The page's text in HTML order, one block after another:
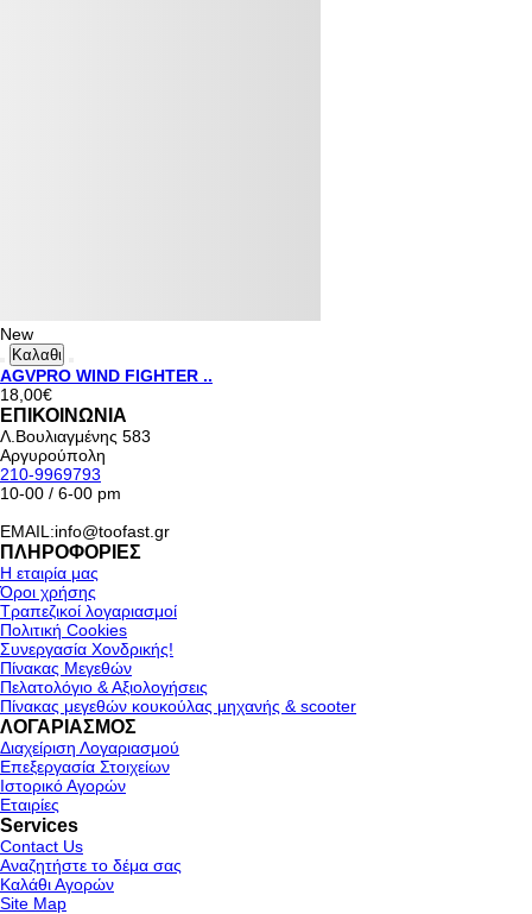
New
Καλαθι
AGVPRO WIND FIGHTER ..
18,00€
ΕΠΙΚΟΙΝΩΝΙΑ
Λ.Βουλιαγμένης 583
Αργυρούπολη
210-9969793
10-00 / 6-00 pm
EMAIL:info@toofast.gr
ΠΛΗΡΟΦΟΡΙΕΣ
Η εταιρία μας
Όροι χρήσης
Τραπεζικοί λογαριασμοί
Πολιτική Cookies
Συνεργασία Χονδρικής!
Πίνακας Μεγεθών
Πελατολόγιο & Αξιολογήσεις
Πίνακας μεγεθών κουκούλας μηχανής & scooter
ΛΟΓΑΡΙΑΣΜΟΣ
Διαχείριση Λογαριασμού
Επεξεργασία Στοιχείων
Ιστορικό Αγορών
Εταιρίες
Services
Contact Us
Αναζητήστε το δέμα σας
Καλάθι Αγορών
Site Map